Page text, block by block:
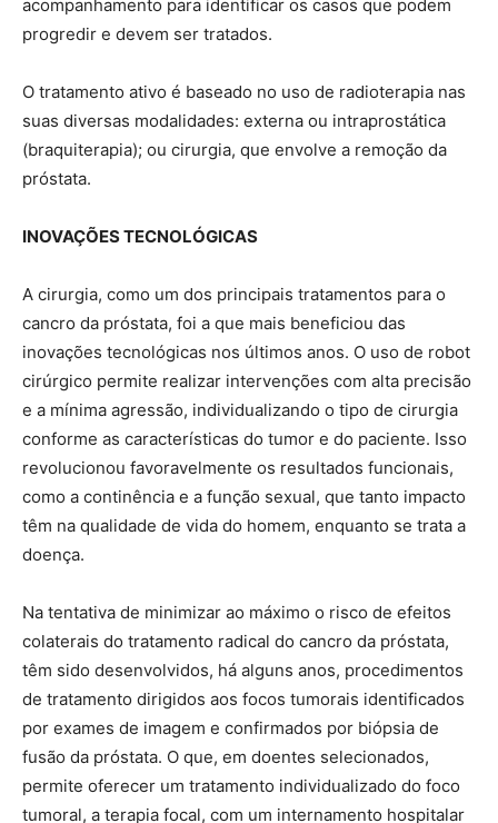
acompanhamento para identificar os casos que podem
progredir e devem ser tratados.
O tratamento ativo é baseado no uso de radioterapia nas
suas diversas modalidades: externa ou intraprostática
(braquiterapia); ou cirurgia, que envolve a remoção da
próstata.
INOVAÇÕES TECNOLÓGICAS
A cirurgia, como um dos principais tratamentos para o
cancro da próstata, foi a que mais beneficiou das
inovações tecnológicas nos últimos anos. O uso de robot
cirúrgico permite realizar intervenções com alta precisão
e a mínima agressão, individualizando o tipo de cirurgia
conforme as características do tumor e do paciente. Isso
revolucionou favoravelmente os resultados funcionais,
como a continência e a função sexual, que tanto impacto
têm na qualidade de vida do homem, enquanto se trata a
doença.
Na tentativa de minimizar ao máximo o risco de efeitos
colaterais do tratamento radical do cancro da próstata,
têm sido desenvolvidos, há alguns anos, procedimentos
de tratamento dirigidos aos focos tumorais identificados
por exames de imagem e confirmados por biópsia de
fusão da próstata. O que, em doentes selecionados,
permite oferecer um tratamento individualizado do foco
tumoral, a terapia focal, com um internamento hospitalar